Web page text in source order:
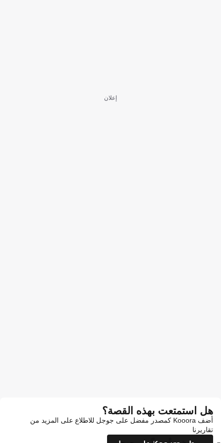
إعلان
هل استمتعت بهذه القصة؟
أضف Kooora كمصدر مفضل على جوجل للاطلاع على المزيد من
تقاريرنا